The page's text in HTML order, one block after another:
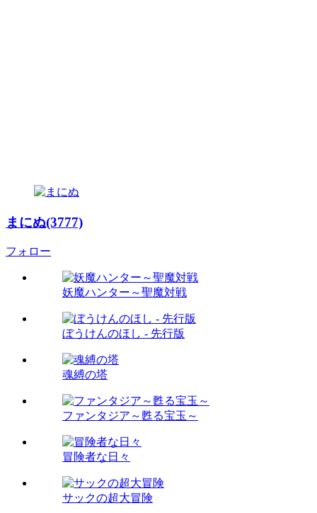
まにぬ(3777)
フォロー
妖魔ハンター～聖魔対戦
ぼうけんのほし - 先行版
魂縛の塔
ファンタジア～甦る宝玉～
冒険者な日々
サックの超大冒険